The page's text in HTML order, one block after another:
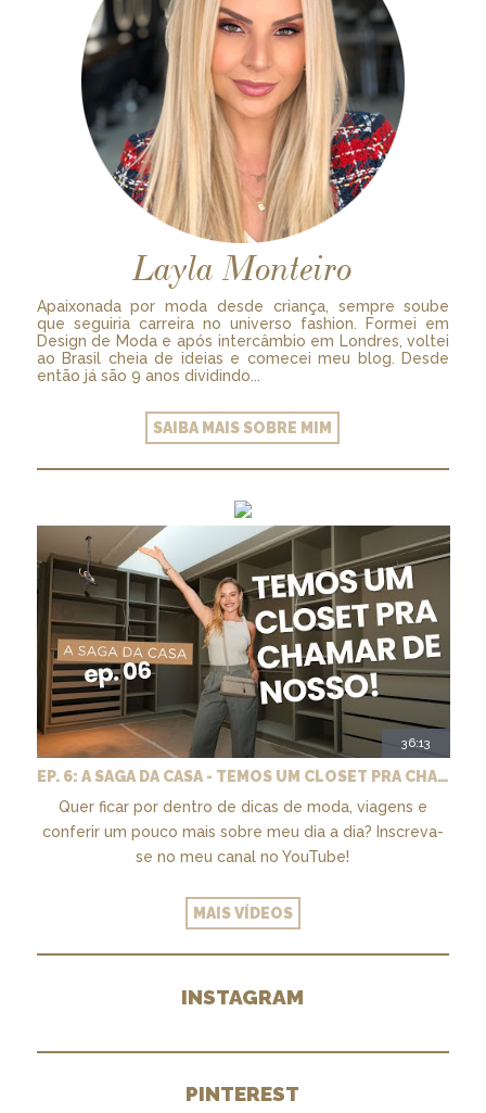
Layla Monteiro
Apaixonada por moda desde criança, sempre soube
que seguiria carreira no universo fashion. Formei em
Design de Moda e após intercâmbio em Londres, voltei
ao Brasil cheia de ideias e comecei meu blog. Desde
então já são 9 anos dividindo...
SAIBA MAIS SOBRE MIM
36:13
EP. 6: A SAGA DA CASA - TEMOS UM CLOSET PRA CHAMAR DE NOSSO + MARCENARIA E PAISAGISMO
Quer ficar por dentro de dicas de moda, viagens e
conferir um pouco mais sobre meu dia a dia? Inscreva-
se no meu canal no YouTube!
MAIS VÍDEOS
INSTAGRAM
PINTEREST